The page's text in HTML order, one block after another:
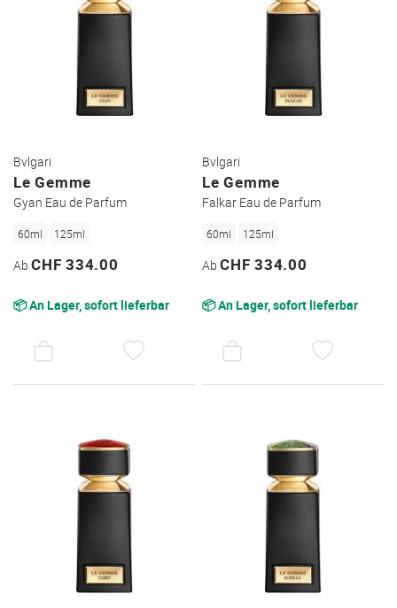
Bvlgari
Le Gemme
Gyan Eau de Parfum
60ml 125ml
Ab CHF 334.00
📦 An Lager, sofort lieferbar
Bvlgari
Le Gemme
Falkar Eau de Parfum
60ml 125ml
AbCHF 334.00
📦 An Lager, sofort lieferbar